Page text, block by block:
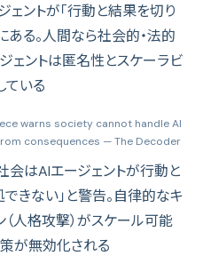
ェントが「行動と結果を切り
ある。人間なら社会的・法的
ェントは匿名性とスケーラビ
ている
warns society cannot handle AI
consequences — The Decoder
会はAIエージェントが行動と
きない」と警告。自律的なキ
（人格攻撃）がスケール可能
が無効化される